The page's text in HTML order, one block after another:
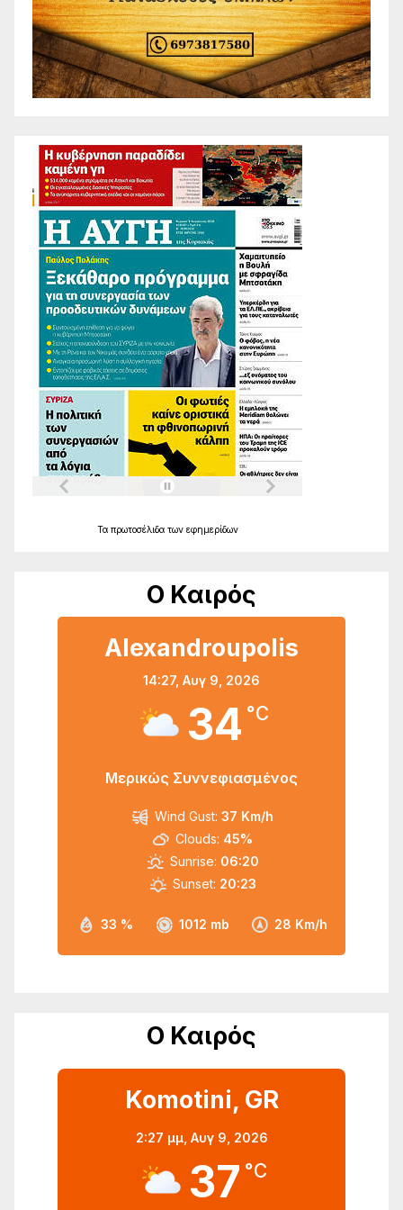
Τα πρωτοσέλιδα των εφημερίδων
Ο Καιρός
Alexandroupolis
14:27, Αυγ 9, 2026
34 °C
Μερικώς Συννεφιασμένος
33 % 1012 mb 28 Km/h
Wind Gust: 37 Km/h
Clouds: 45%
Sunrise: 06:20
Sunset: 20:23
Ο Καιρός
Komotini, GR
2:27 μμ, Αυγ 9, 2026
37 °C